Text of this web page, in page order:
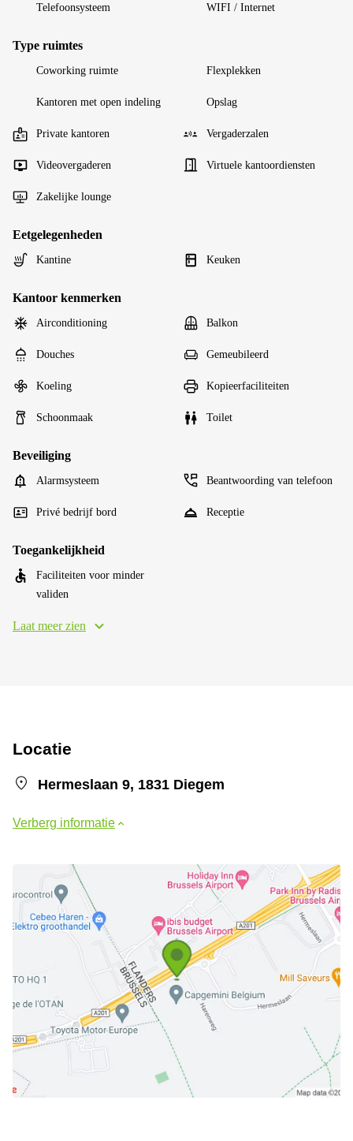
Telefoonsysteem WIFI / Internet
Type ruimtes
Coworking ruimte Flexplekken
Kantoren met open indeling Opslag
Private kantoren Vergaderzalen
Videovergaderen Virtuele kantoordiensten
Zakelijke lounge
Eetgelegenheden
Kantine Keuken
Kantoor kenmerken
Airconditioning Balkon
Douches Gemeubileerd
Koeling Kopieerfaciliteiten
Schoonmaak Toilet
Beveiliging
Alarmsysteem Beantwoording van telefoon
Privé bedrijf bord Receptie
Toegankelijkheid
Faciliteiten voor minder
validen
Laat meer zien
Locatie
Hermeslaan 9, 1831 Diegem
Verberg informatie